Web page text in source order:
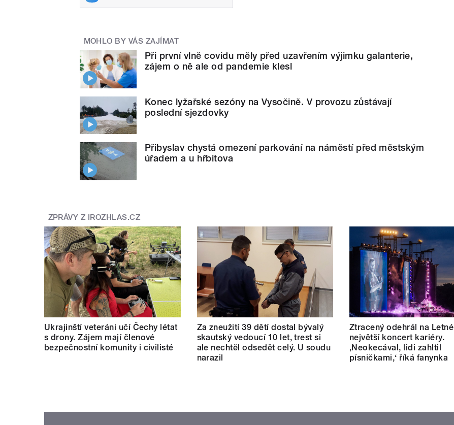
MOHLO BY VÁS ZAJÍMAT
Při první vlně covidu měly před uzavřením výjimku galanterie,
zájem o ně ale od pandemie klesl
Konec lyžařské sezóny na Vysočině. V provozu zůstávají
poslední sjezdovky
Přibyslav chystá omezení parkování na náměstí před městským
úřadem a u hřbitova
ZPRÁVY Z IROZHLAS.CZ
Ukrajinští veteráni učí Čechy létat
s drony. Zájem mají členové
bezpečnostní komunity i civilisté
Za zneužití 39 dětí dostal bývalý
skautský vedoucí 10 let, trest si
ale nechtěl odsedět celý. U soudu
narazil
Ztracený odehrál na Letné
největší koncert kariéry.
‚Neokecával, lidi zahltil
písničkami,‘ říká fanynka